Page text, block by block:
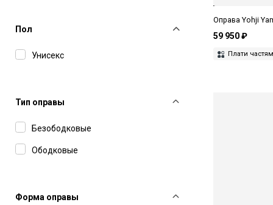
MM6 Maison Margiela
Pierre Cardin
Пол
Унисекс
Тип оправы
Безободковые
Ободковые
Форма оправы
Оправа Yohji
59 950 ₽
Плати